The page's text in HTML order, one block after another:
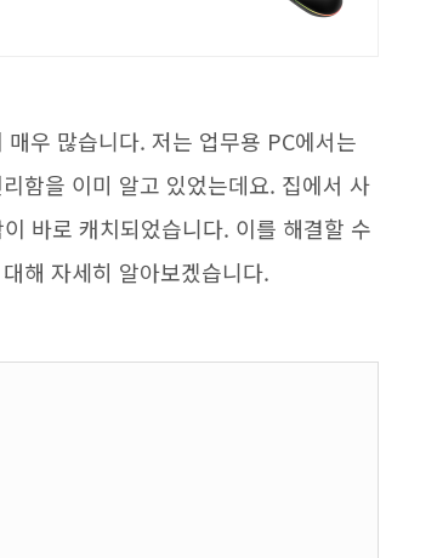
우 많습니다. 저는 업무용 PC에서는
함을 이미 알고 있었는데요. 집에서 사
바로 캐치되었습니다. 이를 해결할 수
해 자세히 알아보겠습니다.